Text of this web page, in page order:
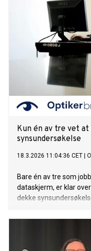
Kun én av tre vet
synsundersøkelse
18.3.2026 11:04:36 CET
Bare én av tre som
dataskjerm, er klar
dekke